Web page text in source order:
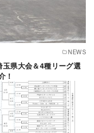
NEWS
県大会＆4種リーグ選
！